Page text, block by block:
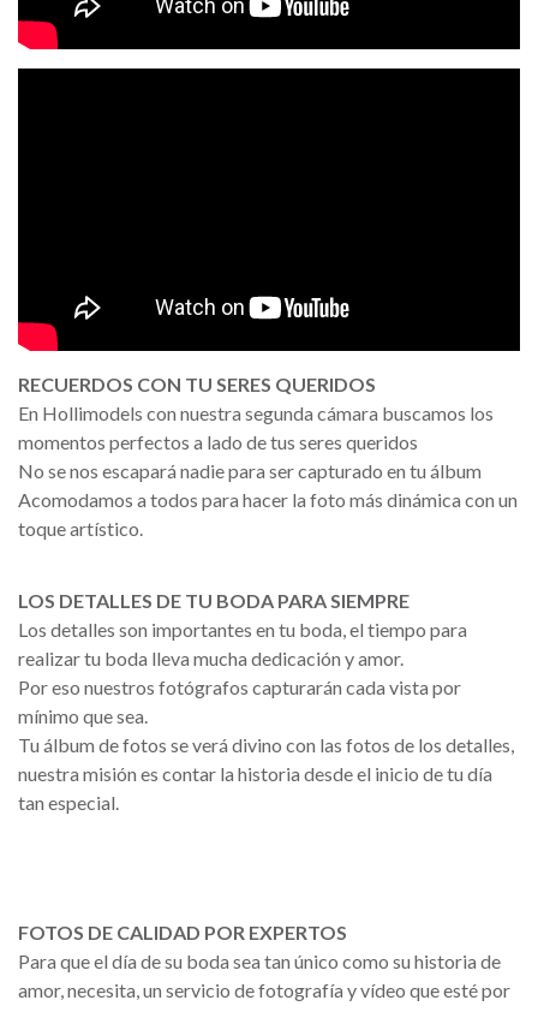
RECUERDOS CON TU SERES QUERIDOS
En Hollimodels con nuestra segunda cámara buscamos los
momentos perfectos a lado de tus seres queridos
No se nos escapará nadie para ser capturado en tu álbum
Acomodamos a todos para hacer la foto más dinámica con un
toque artístico.
LOS DETALLES DE TU BODA PARA SIEMPRE
Los detalles son importantes en tu boda, el tiempo para
realizar tu boda lleva mucha dedicación y amor.
Por eso nuestros fotógrafos capturarán cada vista por
mínimo que sea.
Tu álbum de fotos se verá divino con las fotos de los detalles,
nuestra misión es contar la historia desde el inicio de tu día
tan especial.
FOTOS DE CALIDAD POR EXPERTOS
Para que el día de su boda sea tan único como su historia de
amor, necesita, un servicio de fotografía y vídeo que esté por